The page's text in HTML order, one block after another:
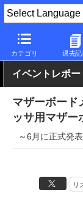
カテゴリ 過去記
PC Watch 半導体
イベントレポー
マザーボード
ッサ用マザー
～6月に正式発
リ